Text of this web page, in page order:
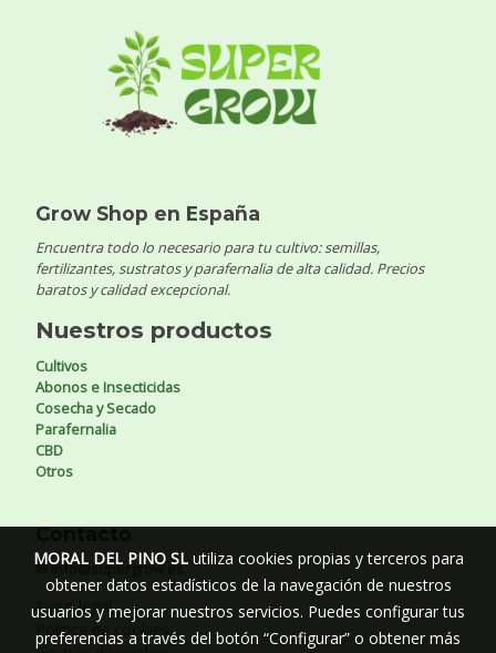
Grow Shop en España
Encuentra todo lo necesario para tu cultivo: semillas,
fertilizantes, sustratos y parafernalia de alta calidad. Precios
baratos y calidad excepcional.
Nuestros productos
Cultivos
Abonos e Insecticidas
Cosecha y Secado
Parafernalia
CBD
Otros
Contacto
✉ info@supergrow.es
Aviso legal
Política de cookies
MORAL DEL PINO SLutiliza cookies propias y terceros para
obtener datos estadísticos de la navegación de nuestros
usuarios y mejorar nuestros servicios. Puedes configurar tus
preferencias a través del botón “Configurar” o obtener más